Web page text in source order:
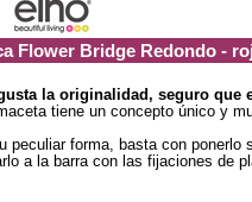
Flower Bridge Redondo -
la originalidad, seguro que
tiene un concepto único y
peculiar forma, basta con ponerlo
a la barra con las fijaciones de